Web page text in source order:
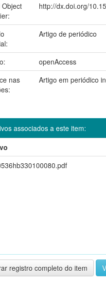
Object
http://dx.doi.org/
Artigo de periódico
openAccess
nas
Artigo em periódico
associados a este item:
registro completo do item